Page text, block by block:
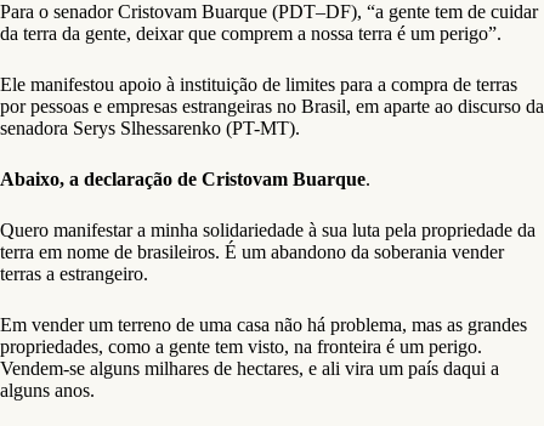
Para o senador Cristovam Buarque (PDT–DF), “a gente tem de cuidar
da terra da gente, deixar que comprem a nossa terra é um perigo”.
Ele manifestou apoio à instituição de limites para a compra de terras
por pessoas e empresas estrangeiras no Brasil, em aparte ao discurso da
senadora Serys Slhessarenko (PT-MT).
Abaixo, a declaração de Cristovam Buarque.
Quero manifestar a minha solidariedade à sua luta pela propriedade da
terra em nome de brasileiros. É um abandono da soberania vender
terras a estrangeiro.
Em vender um terreno de uma casa não há problema, mas as grandes
propriedades, como a gente tem visto, na fronteira é um perigo.
Vendem-se alguns milhares de hectares, e ali vira um país daqui a
alguns anos.